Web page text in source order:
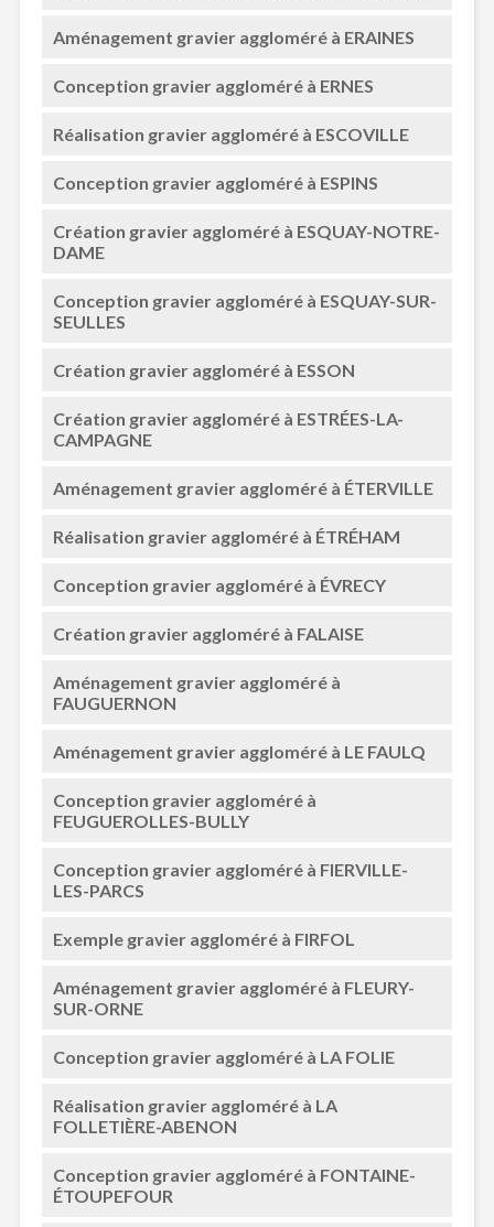
Aménagement gravier aggloméré à ERAINES
Conception gravier aggloméré à ERNES
Réalisation gravier aggloméré à ESCOVILLE
Conception gravier aggloméré à ESPINS
Création gravier aggloméré à ESQUAY-NOTRE-
DAME
Conception gravier aggloméré à ESQUAY-SUR-
SEULLES
Création gravier aggloméré à ESSON
Création gravier aggloméré à ESTRÉES-LA-
CAMPAGNE
Aménagement gravier aggloméré à ÉTERVILLE
Réalisation gravier aggloméré à ÉTRÉHAM
Conception gravier aggloméré à ÉVRECY
Création gravier aggloméré à FALAISE
Aménagement gravier aggloméré à
FAUGUERNON
Aménagement gravier aggloméré à LE FAULQ
Conception gravier aggloméré à
FEUGUEROLLES-BULLY
Conception gravier aggloméré à FIERVILLE-
LES-PARCS
Exemple gravier aggloméré à FIRFOL
Aménagement gravier aggloméré à FLEURY-
SUR-ORNE
Conception gravier aggloméré à LA FOLIE
Réalisation gravier aggloméré à LA
FOLLETIÈRE-ABENON
Conception gravier aggloméré à FONTAINE-
ÉTOUPEFOUR